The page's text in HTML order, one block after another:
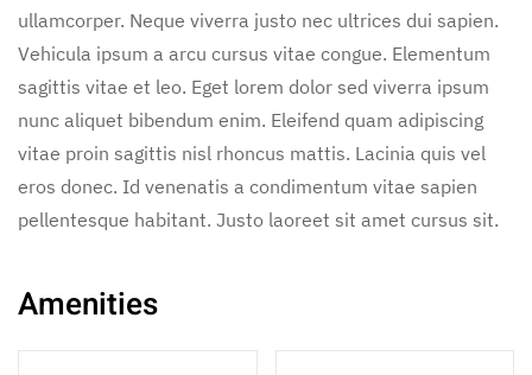
ullamcorper. Neque viverra justo nec ultrices dui sapien.
Vehicula ipsum a arcu cursus vitae congue. Elementum
sagittis vitae et leo. Eget lorem dolor sed viverra ipsum
nunc aliquet bibendum enim. Eleifend quam adipiscing
vitae proin sagittis nisl rhoncus mattis. Lacinia quis vel
eros donec. Id venenatis a condimentum vitae sapien
pellentesque habitant. Justo laoreet sit amet cursus sit.
Amenities